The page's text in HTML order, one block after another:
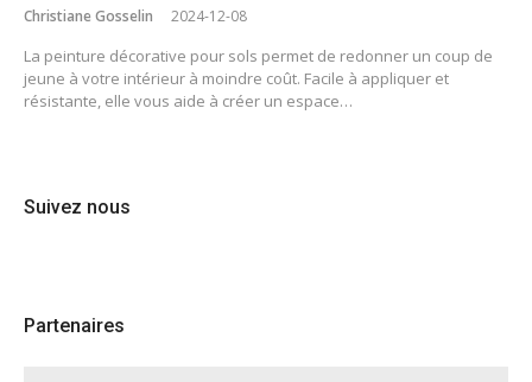
Christiane Gosselin 2024-12-08
La peinture décorative pour sols permet de redonner un coup de
jeune à votre intérieur à moindre coût. Facile à appliquer et
résistante, elle vous aide à créer un espace…
Suivez nous
Partenaires